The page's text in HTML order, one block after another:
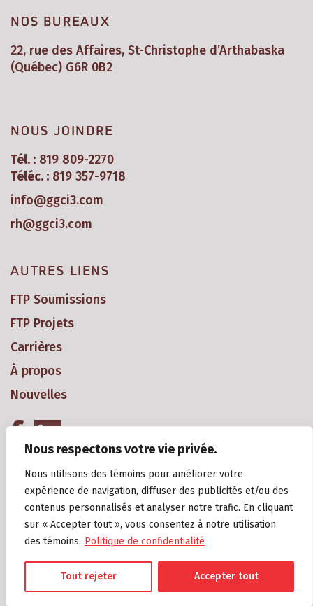
Nous respectons votre vie privée.
Nous utilisons des témoins pour améliorer votre
expérience de navigation, diffuser des publicités et/ou des
contenus personnalisés et analyser notre trafic. En cliquant
sur « Accepter tout », vous consentez à notre utilisation
des témoins. Politique de confidentialité
Tout rejeter Accepter tout
NOS BUREAUX
22, rue des Affaires, St-Christophe d’Arthabaska
(Québec) G6R 0B2
NOUS JOINDRE
Tél. : 819 809-2270
Téléc. : 819 357-9718
info@ggci3.com
rh@ggci3.com
AUTRES LIENS
FTP Soumissions
FTP Projets
Carrières
À propos
Nouvelles
Copyright 2018 Groupe Gagné Construction Inc. Tous droits réservés